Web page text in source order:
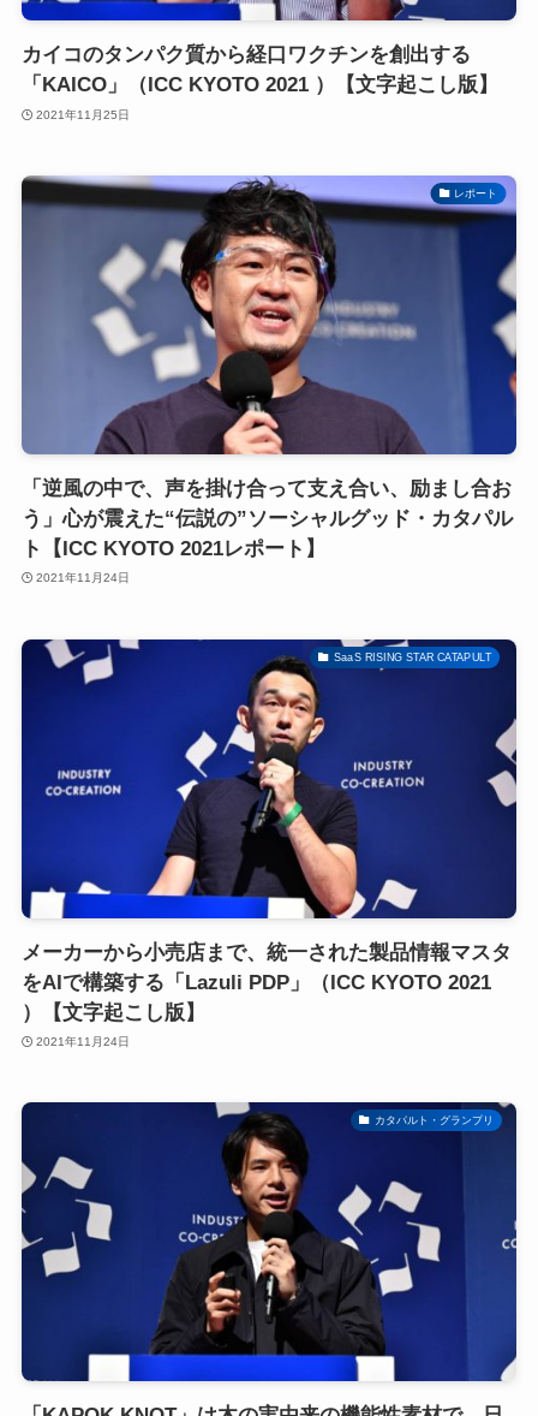
カイコのタンパク質から経口ワクチンを創出する
「KAICO」（ICC KYOTO 2021 ）【文字起こし版】
2021年11月25日
レポート
「逆風の中で、声を掛け合って支え合い、励まし合お
う」心が震えた“伝説の”ソーシャルグッド・カタパル
ト【ICC KYOTO 2021レポート】
2021年11月24日
SaaS RISING STAR CATAPULT
メーカーから小売店まで、統一された製品情報マスタ
をAIで構築する「Lazuli PDP」（ICC KYOTO 2021
）【文字起こし版】
2021年11月24日
カタパルト・グランプリ